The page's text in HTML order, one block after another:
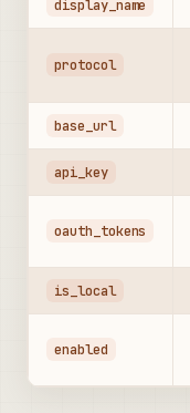
display_name
protocol
base_url
api_key
oauth_tokens
is_local
enabled